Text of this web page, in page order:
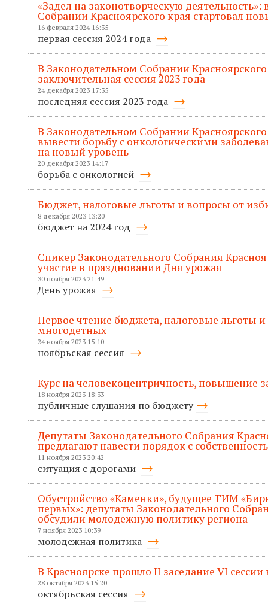
«Задел на законотворческую
Собрании Красноярского края стартовал
16 февраля 2024 16:35
первая сессия 2024 года
В Законодательном Собрании
заключительная сессия 2023 года
24 декабря 2023 17:35
последняя сессия 2023 года
В Законодательном Собрании
вывести борьбу с онкологическими
на новый уровень
20 декабря 2023 14:17
борьба с онкологией
Бюджет, налоговые льготы и вопросы от
8 декабря 2023 13:20
бюджет на 2024 год
Спикер Законодательного Собрания
участие в праздновании Дня урожая
30 ноября 2023 21:49
День урожая
Первое чтение бюджета, налоговые льготы
многодетных
24 ноября 2023 15:10
ноябрьская сессия
Курс на человекоцентричность, повышение
18 ноября 2023 18:33
публичные слушания по бюджету
Депутаты Законодательного Собрания
предлагают навести порядок с
11 ноября 2023 20:42
ситуация с дорогами
Обустройство «Каменки», будущее ТИМ
первых»: депутаты Законодательного
обсудили молодежную политику региона
7 ноября 2023 10:39
молодежная политика
В Красноярске прошло II заседание VI сессии
28 октября 2023 15:20
октябрьская сессия